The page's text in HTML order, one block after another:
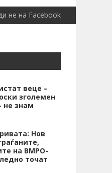
СПОРТ МЕСИ ДОНИРАШЕ
не на Facebook
веце –
зголемен
не знам
Нов
на ВМРО-
точат